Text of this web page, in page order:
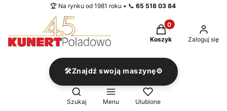
🏆 Na rynku od 1981 roku • 📞 65 518 03 84
Produkty w
Koszyk Zaloguj się
🛠️Znajdź swoją maszynę⚙️
Otwórz wyszukiwarkę
Szukaj Menu Ulubione